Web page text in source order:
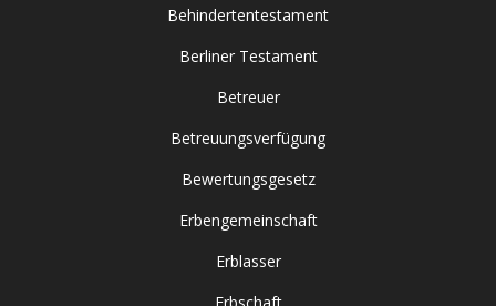
Behindertentestament
Berliner Testament
Betreuer
Betreuungsverfügung
Bewertungsgesetz
Erbengemeinschaft
Erblasser